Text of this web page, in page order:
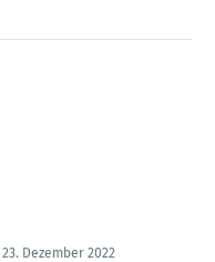
23. Dezember 2022